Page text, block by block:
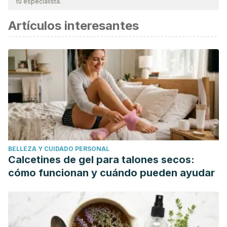
Artículos interesantes
BELLEZA Y CUIDADO PERSONAL
Calcetines de gel para talones secos:
cómo funcionan y cuándo pueden ayudar